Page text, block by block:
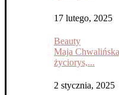
17 lutego, 2025
Beauty
Maja
życiorys,...
2 stycznia, 2025